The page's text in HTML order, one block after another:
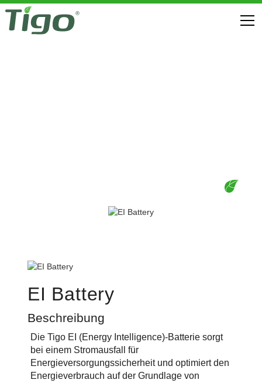
EI Battery
Beschreibung
Die Tigo EI (Energy Intelligence)-Batterie sorgt
bei einem Stromausfall für
Energieversorgungssicherheit und optimiert den
Energieverbrauch auf der Grundlage von